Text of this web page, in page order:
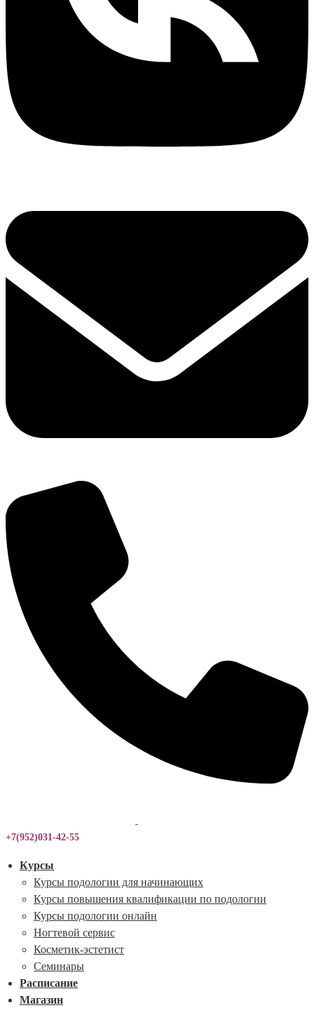
+7(952)031-42-55
Курсы
Курсы подологии для начинающих
Курсы повышения квалификации по подологии
Курсы подологии онлайн
Ногтевой сервис
Косметик-эстетист
Семинары
Расписание
Магазин